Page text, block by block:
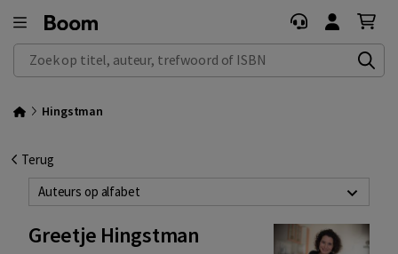
Zoek op titel, auteur, trefwoord of ISBN
Hingstman
Terug
Auteurs op alfabet
Greetje Hingstman